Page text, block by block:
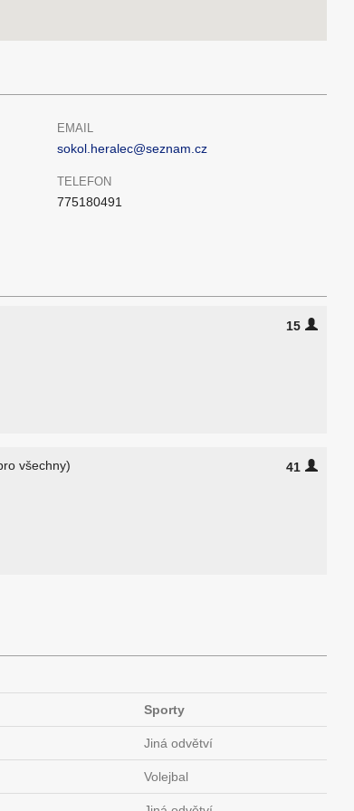
EMAIL
sokol.heralec@seznam.cz
TELEFON
775180491
15
všechny) 41
Sporty
Jiná odvětví
Volejbal